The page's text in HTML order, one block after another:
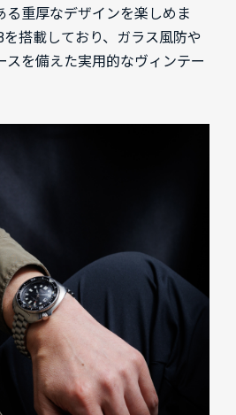
る重厚なデザインを楽しめま
搭載しており、ガラス風防や
スを備えた実用的なヴィンテー